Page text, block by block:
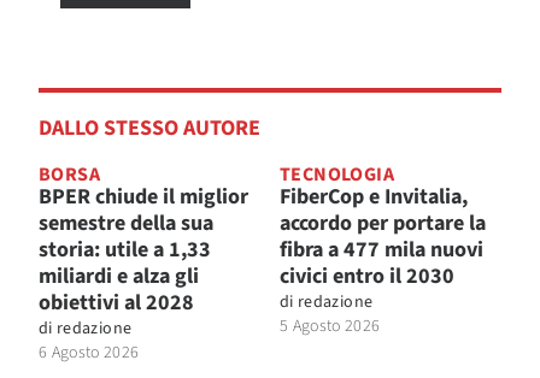
DALLO STESSO AUTORE
BORSA
BPER chiude il miglior
semestre della sua
storia: utile a 1,33
miliardi e alza gli
obiettivi al 2028
di redazione
6 Agosto 2026
TECNOLOGIA
FiberCop e Invitalia,
accordo per portare la
fibra a 477 mila nuovi
civici entro il 2030
di redazione
5 Agosto 2026